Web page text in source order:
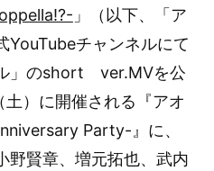
」（以下、「ア
YouTubeチャンネルにて
ル」のshort ver.MVを公
）に開催される『アオ
Party-』に、
野賢章、増元拓也、武内